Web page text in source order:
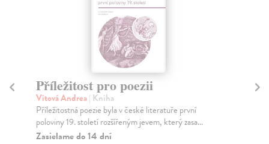
Příležitost pro poezii
Vítová Andrea| Kniha
Příležitostná poezie byla v české literatuře první
poloviny 19. století rozšířeným jevem, který zasa...
Zasielame do 14 dní